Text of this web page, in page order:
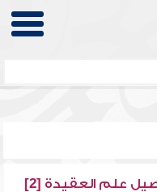
علم العقيدة [2]